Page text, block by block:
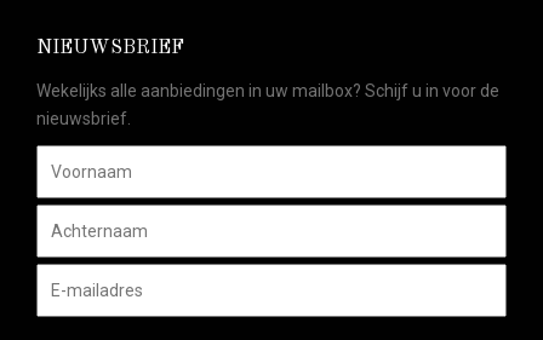
NIEUWSBRIEF
Wekelijks alle aanbiedingen in uw mailbox? Schijf u in voor de
nieuwsbrief.